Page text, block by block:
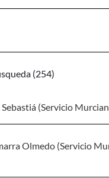
(254)
Sebastiá (Servicio
Olmedo (Servicio